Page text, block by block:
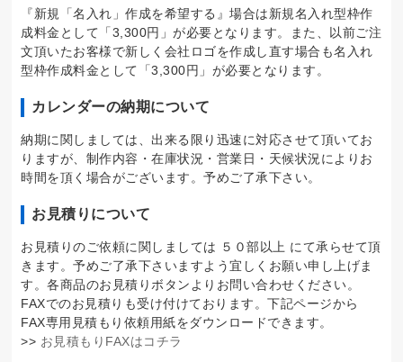
『新規「名入れ」作成を希望する』場合は新規名入れ型枠作
成料金として「3,300円」が必要となります。また、以前ご注
文頂いたお客様で新しく会社ロゴを作成し直す場合も名入れ
型枠作成料金として「3,300円」が必要となります。
カレンダーの納期について
納期に関しましては、出来る限り迅速に対応させて頂いてお
りますが、制作内容・在庫状況・営業日・天候状況によりお
時間を頂く場合がございます。予めご了承下さい。
お見積りについて
お見積りのご依頼に関しましては ５０部以上 にて承らせて頂
きます。予めご了承下さいますよう宜しくお願い申し上げま
す。各商品のお見積りボタンよりお問い合わせください。
FAXでのお見積りも受け付けております。下記ページから
FAX専用見積もり依頼用紙をダウンロードできます。
>> お見積もりFAXはコチラ